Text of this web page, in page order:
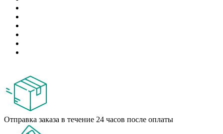
Отправка заказа в течение 24 часов после оплаты